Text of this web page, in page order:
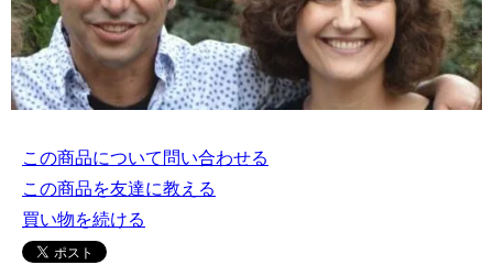
この商品について問い合わせる
この商品を友達に教える
買い物を続ける